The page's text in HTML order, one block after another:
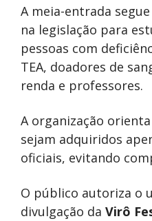
A meia-entrada
na legislação para
pessoas com
TEA, doadores de
renda e professores.
A organização
sejam adquiridos
oficiais, evitando
O público autoriza o
divulgação da Virô